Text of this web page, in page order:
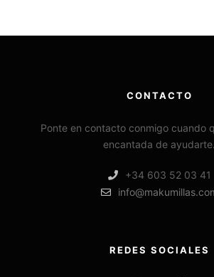
CONTACTO
Ponte en contacto conmigo cuando
encantada de ayudarte.
+34 603 52 03 41
REDES SOCIALES